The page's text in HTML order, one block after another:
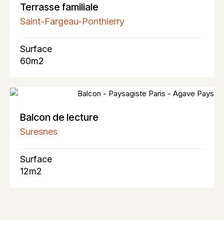
Terrasse familiale
Saint-Fargeau-Ponthierry
Surface
60m2
Balcon de lecture
Suresnes
Surface
12m2